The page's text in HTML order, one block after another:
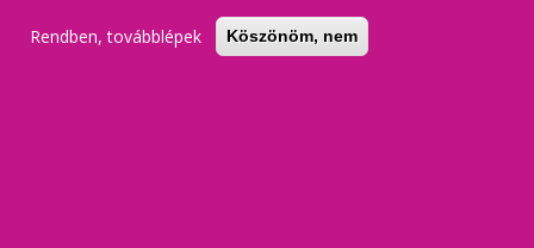
Rendben, továbblépek Köszönöm, nem